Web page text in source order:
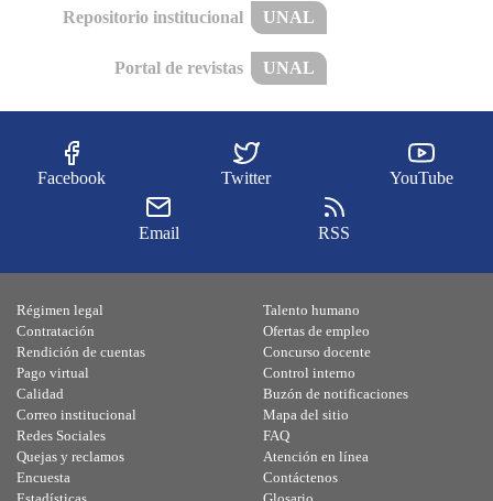
Repositorio institucional UNAL
Portal de revistas UNAL
Facebook Twitter YouTube
Email RSS
Régimen legal
Contratación
Rendición de cuentas
Pago virtual
Calidad
Talento humano
Ofertas de empleo
Concurso docente
Control interno
Buzón de notificaciones
Correo institucional
Redes Sociales
Quejas y reclamos
Encuesta
Mapa del sitio
FAQ
Atención en línea
Contáctenos